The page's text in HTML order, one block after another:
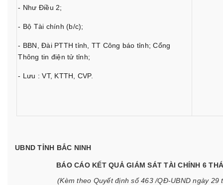
- Như Điều 2;
- Bộ Tài chính (b/c);
- BBN, Đài PTTH tỉnh, TT Công báo tỉnh; Cổng
Thông tin điện tử tỉnh;
- Lưu : VT, KTTH, CVP.
UBND TỈNH BẮC NINH
BÁO CÁO KẾT QUẢ GIÁM SÁT TÀI CHÍNH 6
(Kèm theo Quyết định số 463 /QĐ-UBND ngày 29